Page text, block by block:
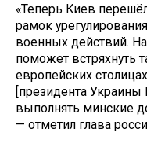
«Теперь Киев
рамок
военных действий.
поможет встряхнуть
европейских
[президента Украины
выполнять минские
— отметил глава